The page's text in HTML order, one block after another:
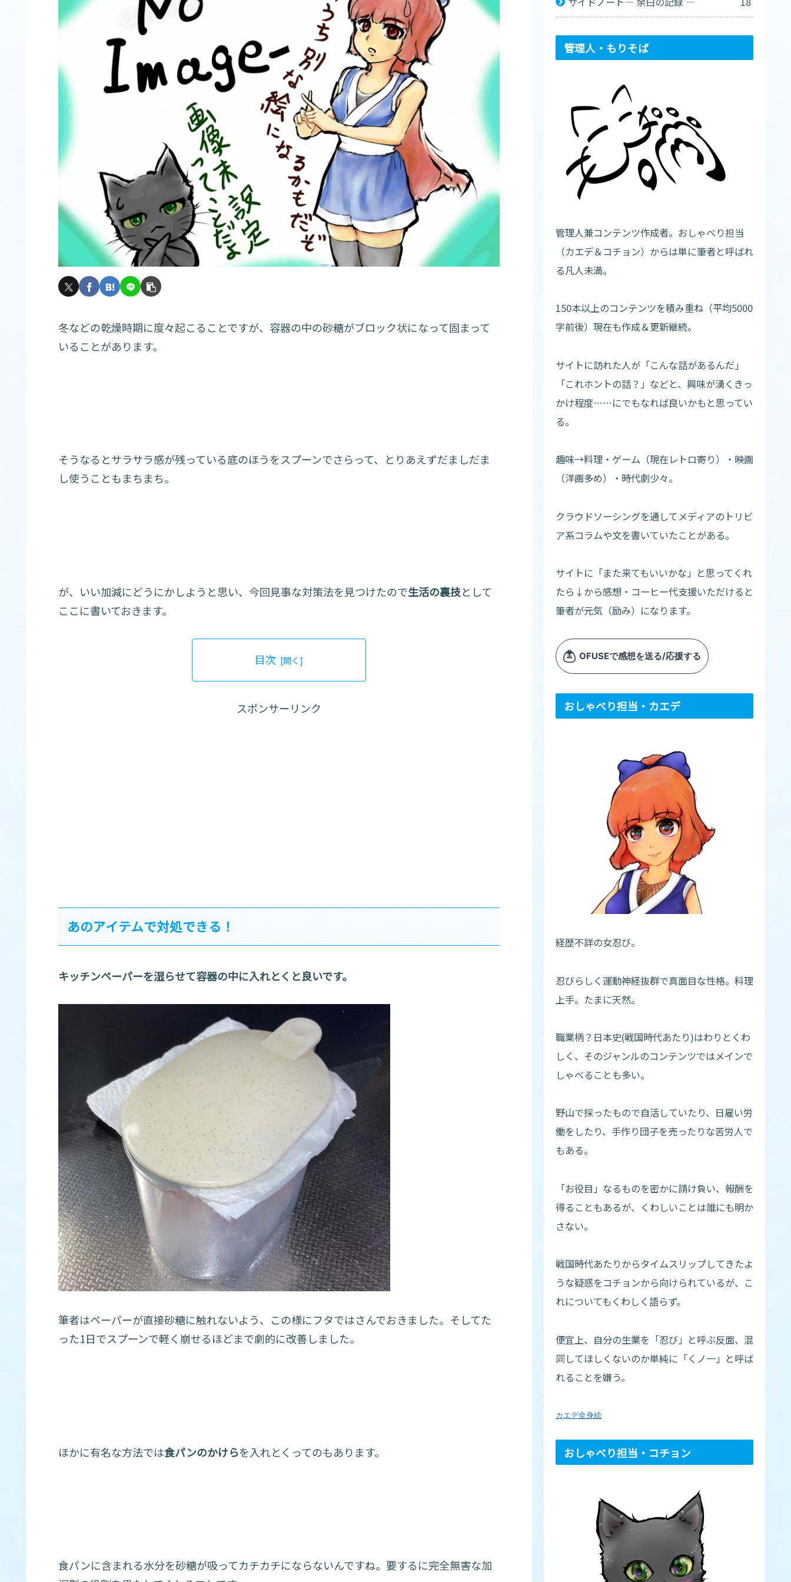
冬などの乾燥時期に度々起こることですが、容器の中の砂糖がブロック状になって固まって
いることがあります。
そうなるとサラサラ感が残っている底のほうをスプーンでさらって、とりあえずだましだま
し使うこともまちまち。
が、いい加減にどうにかしようと思い、今回見事な対策法を見つけたので生活の裏技として
ここに書いておきます。
目次
スポンサーリンク
あのアイテムで対処できる！
キッチンペーパーを湿らせて容器の中に入れとくと良いです。
筆者はペーパーが直接砂糖に触れないよう、この様にフタではさんでおきました。そしてた
った1日でスプーンで軽く崩せるほどまで劇的に改善しました。
ほかに有名な方法では食パンのかけらを入れとくってのもあります。
食パンに含まれる水分を砂糖が吸ってカチカチにならないんですね。要するに完全無害な加
管理人・もりそば
管理人兼コンテンツ作成者。おしゃべり担当
（カエデ＆コチョン）からは単に筆者と呼ばれ
る凡人未満。
150本以上のコンテンツを積み重ね（平均5000
字前後）現在も作成＆更新継続。
サイトに訪れた人が「こんな話があるんだ」
「これホントの話？」などと、興味が湧くきっ
かけ程度……にでもなれば良いかもと思ってい
る。
趣味→料理・ゲーム（現在レトロ寄り）・映画
（洋画多め）・時代劇少々。
クラウドソーシングを通してメディアのトリビ
ア系コラムや文を書いていたことがある。
サイトに「また来てもいいかな」と思ってくれ
たら↓から感想・コーヒー代支援いただけると
筆者が元気（励み）になります。
おしゃべり担当・カエデ
経歴不詳の女忍び。
忍びらしく運動神経抜群で真面目な性格。料理
上手。たまに天然。
職業柄？日本史(戦国時代あたり)はわりとくわ
しく、そのジャンルのコンテンツではメインで
しゃべることも多い。
野山で採ったもので自活していたり、日雇い労
働をしたり、手作り団子を売ったりな苦労人で
もある。
「お役目」なるものを密かに請け負い、報酬を
得ることもあるが、くわしいことは誰にも明か
さない。
戦国時代あたりからタイムスリップしてきたよ
うな疑惑をコチョンから向けられているが、こ
れについてもくわしく語らず。
便宜上、自分の生業を「忍び」と呼ぶ反面、混
同してほしくないのか単純に「くノ一」と呼ば
れることを嫌う。
カエデ全身絵
おしゃべり担当・コチョン